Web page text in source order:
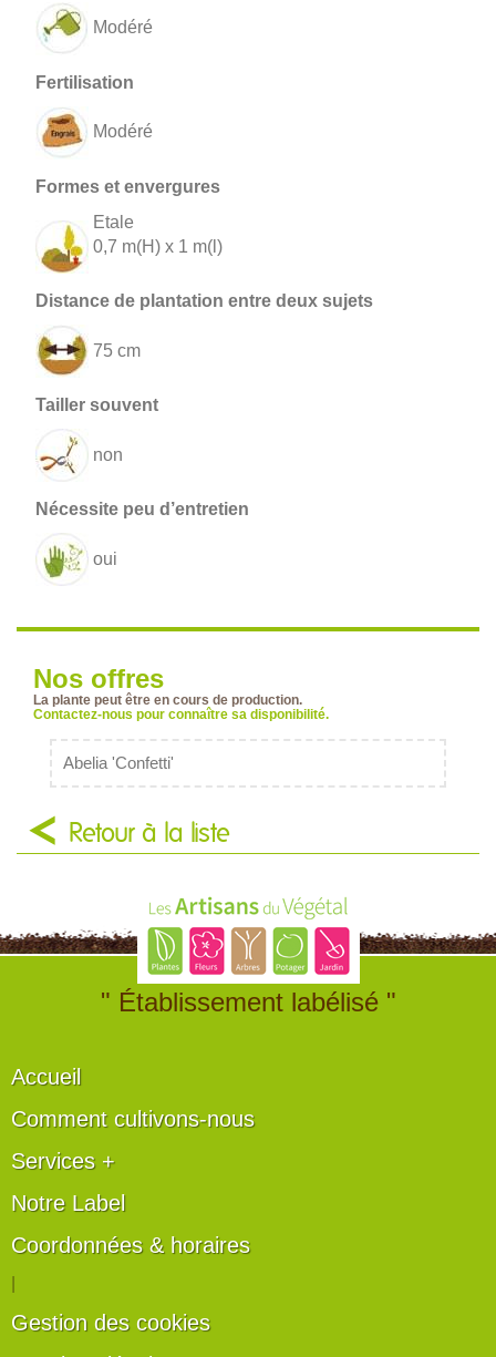
Modéré
Modéré
Etale
0,7 m(H) x 1 m(l)
75 cm
non
oui
Nos offres
La plante peut être en cours de production.
Contactez-nous pour connaître sa disponibilité.
Abelia 'Confetti'
Retour à la liste
" Établissement labélisé "
Accueil
Comment cultivons-nous
Services +
Notre Label
Coordonnées & horaires
Gestion des cookies